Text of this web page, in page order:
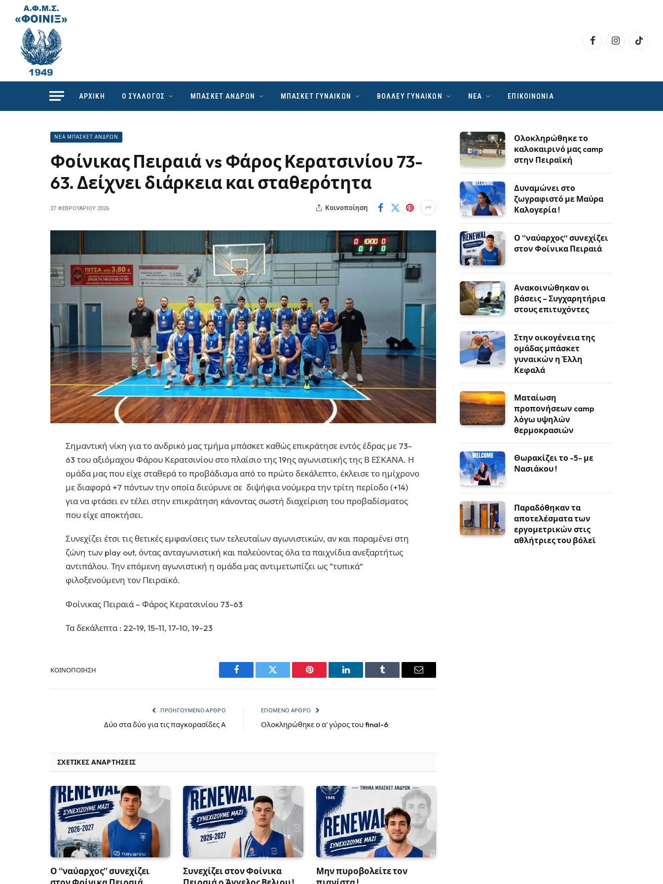
FacebookInstagramTikTok
ΑΡΧΙΚΗ Ο ΣΥΛΛΟΓΟΣ ΜΠΑΣΚΕΤ ΑΝΔΡΩΝ ΜΠΑΣΚΕΤ ΓΥΝΑΙΚΩΝ ΒΟΛΛΕΥ ΓΥΝΑΙΚΩΝ ΝΕΑ ΕΠΙΚΟΙΝΩΝΙΑ
ΝΕΑ ΜΠΑΣΚΕΤ ΑΝΔΡΩΝ
Φοίνικας Πειραιά vs Φάρος Κερατσινίου 73-
63. Δείχνει διάρκεια και σταθερότητα
27 ΦΕΒΡΟΥΑΡΊΟΥ 2026 Κοινοποίηση
Σημαντική νίκη για το ανδρικό μας τμήμα μπάσκετ καθώς επικράτησε εντός έδρας με 73-
63 του αξιόμαχου Φάρου Κερατσινίου στο πλαίσιο της 19ης αγωνιστικής της Β ΕΣΚΑΝΑ. Η
ομάδα μας που είχε σταθερά το προβάδισμα από το πρώτο δεκάλεπτο, έκλεισε το ημίχρονο
με διαφορά +7 πόντων την οποία διεύρυνε σε διψήφια νούμερα την τρίτη περίοδο (+14)
για να φτάσει εν τέλει στην επικράτηση κάνοντας σωστή διαχείριση του προβαδίσματος
που είχε αποκτήσει.
Συνεχίζει έτσι τις θετικές εμφανίσεις των τελευταίων αγωνιστικών, αν και παραμένεi στη
ζώνη των play out, όντας ανταγωνιστική και παλεύοντας όλα τα παιχνίδια ανεξαρτήτως
αντιπάλου. Την επόμενη αγωνιστική η ομάδα μας αντιμετωπίζει ως “τυπικά”
φιλοξενούμενη τον Πειραϊκό.
Φοίνικας Πειραιά – Φάρος Κερατσινίου 73-63
Τα δεκάλεπτα : 22-19, 15-11, 17-10, 19-23
ΚΟΙΝΟΠΟΊΗΣΗ
Facebook Twitter Pinterest LinkedIn Tumblr Email
ΠΡΟΗΓΟΎΜΕΝΟ ΆΡΘΡΟ
Δύο στα δύο για τις παγκορασίδες Α
ΕΠΌΜΕΝΟ ΆΡΘΡΟ
Ολοκληρώθηκε ο α’ γύρος του final-6
ΣΧΕΤΙΚΈΣ ΑΝΑΡΤΉΣΕΙΣ
Ο “ναύαρχος” συνεχίζει
Συνεχίζει στον Φοίνικα
Μην πυροβολείτε τον
Ολοκληρώθηκε το
καλοκαιρινό μας camp
στην Πειραϊκή
Δυναμώνει στο
ζωγραφιστό με Μαύρα
Καλογερία !
Ο “ναύαρχος” συνεχίζει
στον Φοίνικα Πειραιά
Ανακοινώθηκαν οι
βάσεις – Συγχαρητήρια
στους επιτυχόντες
Στην οικογένεια της
ομάδας μπάσκετ
γυναικών η Έλλη
Κεφαλά
Ματαίωση
προπονήσεων camp
λόγω υψηλών
θερμοκρασιών
Θωρακίζει το -5- με
Νασιάκου !
Παραδόθηκαν τα
αποτελέσματα των
εργομετρικών στις
αθλήτριες του βόλεϊ